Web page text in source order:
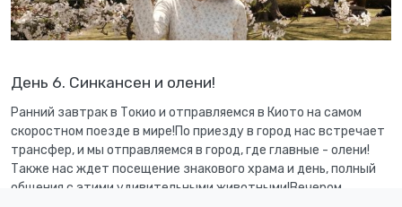
День 6. Синкансен и олени!
Ранний завтрак в Токио и отправляемся в Киото на самом
скоростном поезде в мире!По приезду в город нас встречает
трансфер, и мы отправляемся в город, где главные - олени!
Также нас ждет посещение знакового храма и день, полный
общения с этими удивительными животными!Вечером